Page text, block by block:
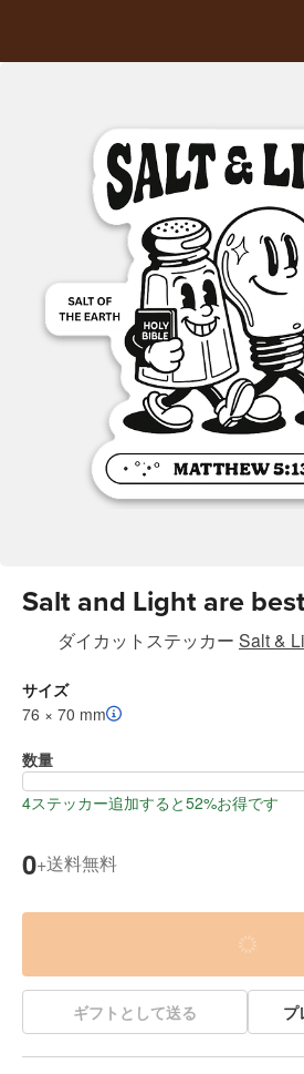
Salt and Light are
ダイカットステッカー Salt &
サイズ
76 × 70 mm
数量
4ステッカー追加すると52%お得です
0+送料無料
ギフトとして送る プ